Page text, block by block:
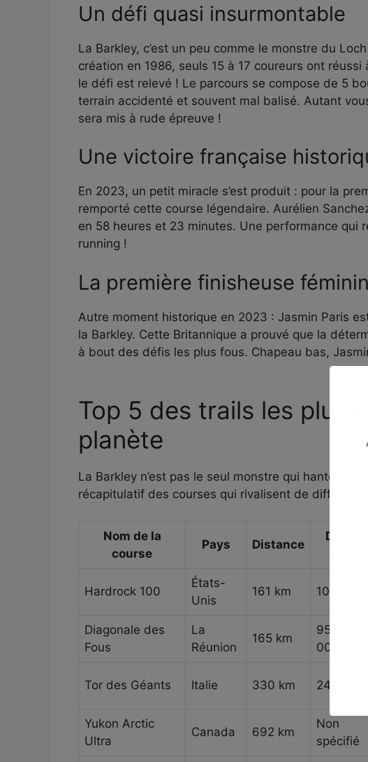
Un défi quasi insurmontable
La Barkley, c’est un peu comme le monstre du
création en 1986, seuls 15 à 17 coureurs ont réussi
le défi est relevé ! Le parcours se compose de 5
terrain accidenté et souvent mal balisé. Autant
sera mis à rude épreuve !
Une victoire française
En 2023, un petit miracle s’est produit : pour la
remporté cette course légendaire. Aurélien
en 58 heures et 23 minutes. Une performance qui
running !
La première finisheuse
Autre moment historique en 2023 : Jasmin Paris
la Barkley. Cette Britannique a prouvé que la
à bout des défis les plus fous. Chapeau bas,
Top 5 des trails les plus
planète
La Barkley n’est pas le seul monstre qui hante les
récapitulatif des courses qui rivalisent de difficulté :
Nom de la
course
Pays Distance
Hardrock 100
États-
Unis
161 km 10 000 m
Diagonale des
Fous
La
Réunion
165 km
9500-10
000 m
Tor des Géants Italie 330 km 24 000 m
Yukon Arctic
Ultra
Canada 692 km
Non
spécifié